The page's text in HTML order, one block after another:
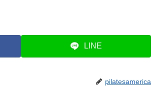
LINE
pilatesamerica